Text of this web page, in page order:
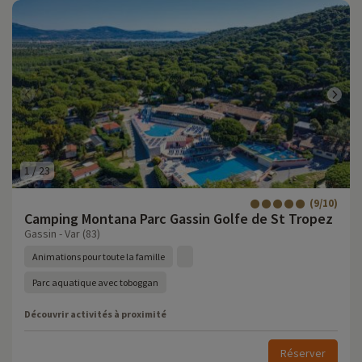
1 /23
Camping Montana Parc Gassin Golfe de St Tropez
(9/10)
Gassin - Var (83)
Animations pour toute la famille
Parc aquatique avec toboggan
Découvrir activités à proximité
Réserver